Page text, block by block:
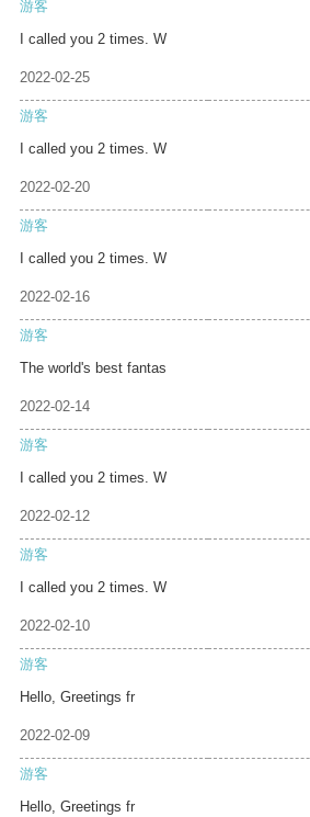
游客
I called you 2 times. W
2022-02-25
游客
I called you 2 times. W
2022-02-20
游客
I called you 2 times. W
2022-02-16
游客
The world's best fantas
2022-02-14
游客
I called you 2 times. W
2022-02-12
游客
I called you 2 times. W
2022-02-10
游客
Hello, Greetings fr
2022-02-09
游客
Hello, Greetings fr